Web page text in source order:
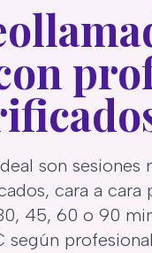
son sesiones
cara a cara
45, 60 o 90